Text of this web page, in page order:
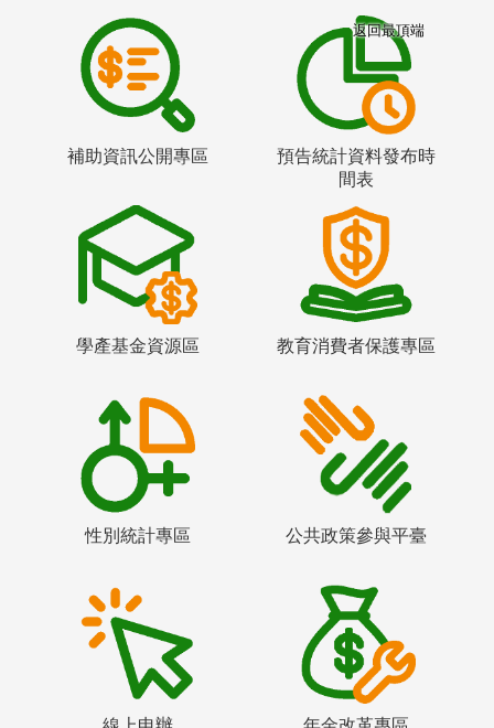
補助資訊公開專區
預告統計資料發布時
間表
學產基金資源區 教育消費者保護專區
性別統計專區 公共政策參與平臺
返回最頂端